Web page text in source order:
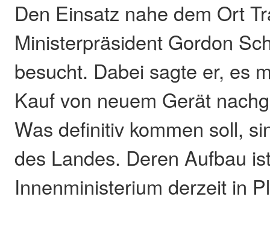
Den Einsatz nahe dem Ort
Ministerpräsident Gordon
besucht. Dabei sagte er, es
Kauf von neuem Gerät
Was definitiv kommen soll,
des Landes. Deren Aufbau
Innenministerium derzeit in